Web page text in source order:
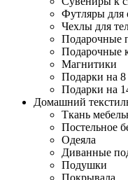
Футляры для
Чехлы для
Подарочные
Подарочные
Магнитики
Подарки на 8
Подарки на
Домашний
Ткань
Постельное
Одеяла
Диванные
Подушки
Покрывала